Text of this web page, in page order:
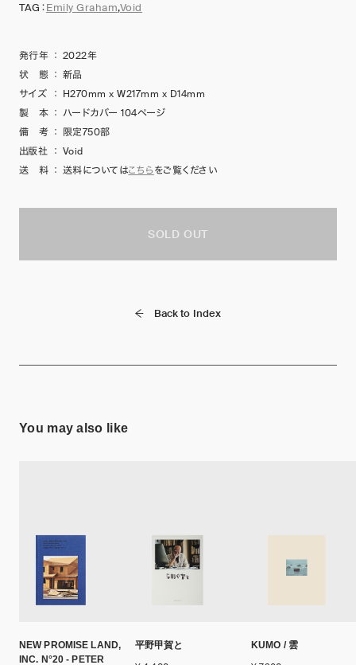
TAG：Emily Graham,Void
発行年 ： 2022年
状 態 ： 新品
サイズ
： H270mm x W217mm x D14mm
製 本 ： ハードカバー 104ページ
備 考 ： 限定750部
出版社 ： Void
送 料 ： 送料についてはこちらをご覧ください
SOLD OUT
Back to Index
You may also like
NEW PROMISE LAND,
INC. N°20 - PETER
平野甲賀と
KUMO / 雲